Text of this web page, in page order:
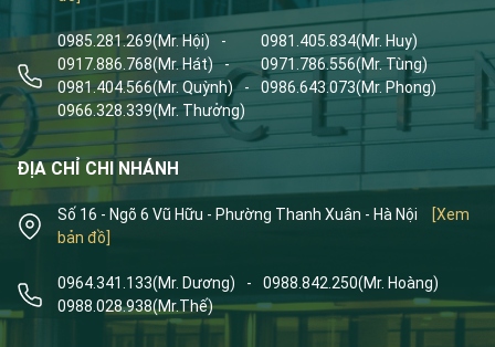
0985.281.269(Mr. Hội) - 0981.405.834(Mr. Huy)
0917.886.768(Mr. Hát) - 0971.786.556(Mr. Tùng)
0981.404.566(Mr. Quỳnh) - 0986.643.073(Mr. Phong)
0966.328.339(Mr. Thưởng)
ĐỊA CHỈ CHI NHÁNH
Số 16 - Ngõ 6 Vũ Hữu - Phường Thanh Xuân - Hà Nội
[Xem
bản đồ]
0964.341.133(Mr. Dương) - 0988.842.250(Mr. Hoàng)
0988.028.938(Mr.Thế)